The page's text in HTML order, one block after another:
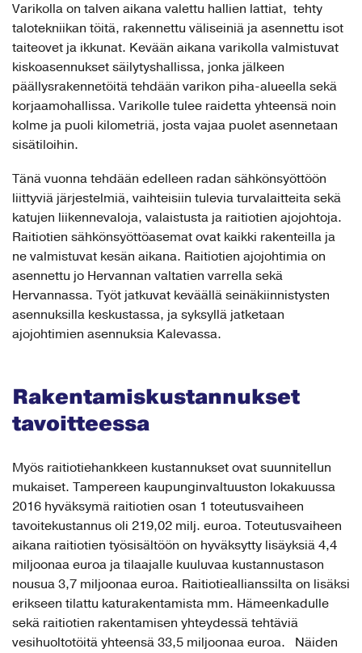
Varikolla on talven aikana valettu hallien lattiat, tehty
talotekniikan töitä, rakennettu väliseiniä ja asennettu isot
taiteovet ja ikkunat. Kevään aikana varikolla valmistuvat
kiskoasennukset säilytyshallissa, jonka jälkeen
päällysrakennetöitä tehdään varikon piha-alueella sekä
korjaamohallissa. Varikolle tulee raidetta yhteensä noin
kolme ja puoli kilometriä, josta vajaa puolet asennetaan
sisätiloihin.
Tänä vuonna tehdään edelleen radan sähkönsyöttöön
liittyviä järjestelmiä, vaihteisiin tulevia turvalaitteita sekä
katujen liikennevaloja, valaistusta ja raitiotien ajojohtoja.
Raitiotien sähkönsyöttöasemat ovat kaikki rakenteilla ja
ne valmistuvat kesän aikana. Raitiotien ajojohtimia on
asennettu jo Hervannan valtatien varrella sekä
Hervannassa. Työt jatkuvat keväällä seinäkiinnistysten
asennuksilla keskustassa, ja syksyllä jatketaan
ajojohtimien asennuksia Kalevassa.
Rakentamiskustannukset
tavoitteessa
Myös raitiotiehankkeen kustannukset ovat suunnitellun
mukaiset. Tampereen kaupunginvaltuuston lokakuussa
2016 hyväksymä raitiotien osan 1 toteutusvaiheen
tavoitekustannus oli 219,02 milj. euroa. Toteutusvaiheen
aikana raitiotien työsisältöön on hyväksytty lisäyksiä 4,4
miljoonaa euroa ja tilaajalle kuuluvaa kustannustason
nousua 3,7 miljoonaa euroa. Raitiotieallianssilta on lisäksi
erikseen tilattu katurakentamista mm. Hämeenkadulle
sekä raitiotien rakentamisen yhteydessä tehtäviä
vesihuoltotöitä yhteensä 33,5 miljoonaa euroa. Näiden